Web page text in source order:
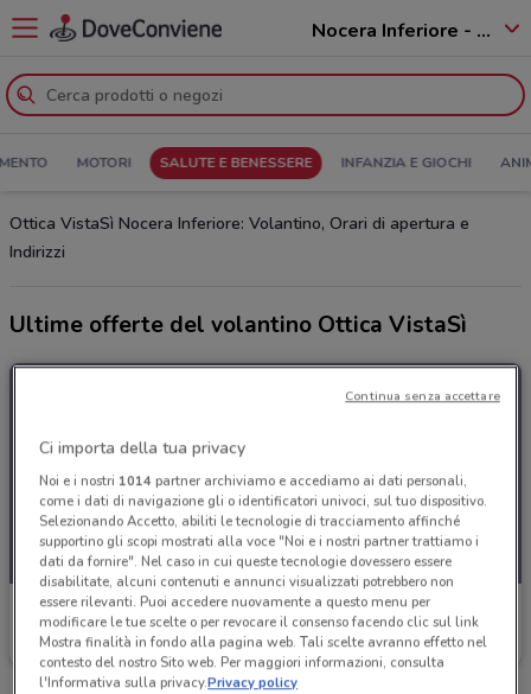
Nocera Inferiore - 84014
MOTORI SALUTE E BENESSERE INFANZIA E GIOCHI
Ottica VistaSì Nocera Inferiore: Volantino, Orari di apertura e
Indirizzi
Ultime offerte del volantino Ottica VistaSì
Ottica VistaSì
Scade il 15/09 26.1 km
Ci importa della tua privacy
Noi e i nostri 1014partner archiviamo e accediamo ai dati personali,
come i dati di navigazione gli o identificatori univoci, sul tuo dispositivo.
Selezionando Accetto, abiliti le tecnologie di tracciamento affinché
supportino gli scopi mostrati alla voce "Noi e i nostri partner trattiamo i
dati da fornire". Nel caso in cui queste tecnologie dovessero essere
disabilitate, alcuni contenuti e annunci visualizzati potrebbero non
essere rilevanti. Puoi accedere nuovamente a questo menu per
modificare le tue scelte o per revocare il consenso facendo clic sul link
Mostra finalità in fondo alla pagina web. Tali scelte avranno effetto nel
contesto del nostro Sito web. Per maggiori informazioni, consulta
l'Informativa sulla privacy.Privacy policy
Continua senza accettare